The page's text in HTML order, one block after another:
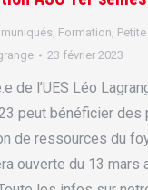
, Formation,
23 février 2023
de l’UES Léo
peut bénéficier des
de ressources du
ouverte du 13 mars